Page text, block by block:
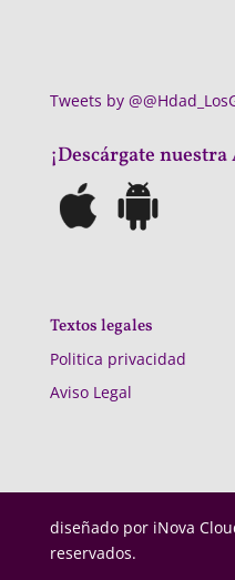
Tweets by
¡Descárgate nuestra
Textos legales
Politica privacidad
Aviso Legal
diseñado por iNova
reservados.